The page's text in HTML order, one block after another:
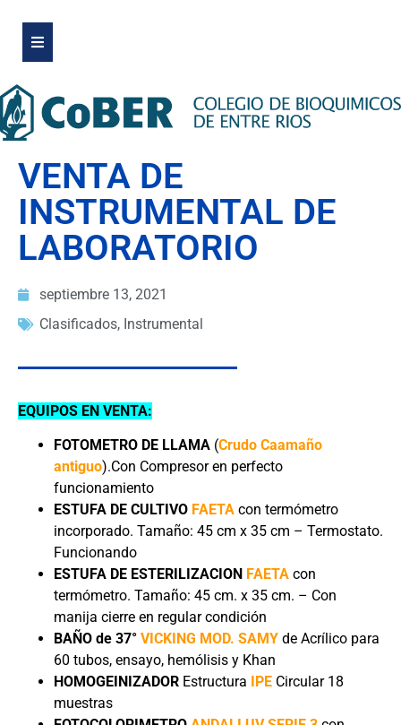
VENTA DE
INSTRUMENTAL DE
LABORATORIO
septiembre 13, 2021
Clasificados, Instrumental
EQUIPOS EN VENTA:
FOTOMETRO DE LLAMA (Crudo Caamaño
antiguo).Con Compresor en perfecto
funcionamiento
ESTUFA DE CULTIVO FAETA con termómetro
incorporado. Tamaño: 45 cm x 35 cm – Termostato.
Funcionando
ESTUFA DE ESTERILIZACION FAETA con
termómetro. Tamaño: 45 cm. x 35 cm. – Con
manija cierre en regular condición
BAÑO de 37° VICKING MOD. SAMY de Acrílico para
60 tubos, ensayo, hemólisis y Khan
HOMOGEINIZADOR Estructura IPE Circular 18
muestras